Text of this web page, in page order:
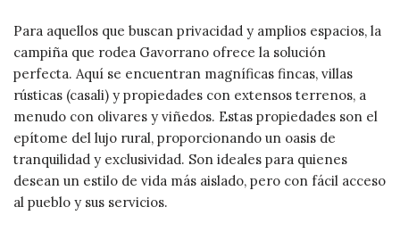
Para aquellos que buscan privacidad y amplios espacios, la
campiña que rodea Gavorrano ofrece la solución
perfecta. Aquí se encuentran magníficas fincas, villas
rústicas (casali) y propiedades con extensos terrenos, a
menudo con olivares y viñedos. Estas propiedades son el
epítome del lujo rural, proporcionando un oasis de
tranquilidad y exclusividad. Son ideales para quienes
desean un estilo de vida más aislado, pero con fácil acceso
al pueblo y sus servicios.